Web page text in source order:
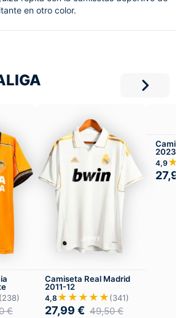
en otro color.
(238)
€
Camiseta Real Madrid
2011-12
4,8 ★★★★★(341)
27,99 € 49,50€
2023-
Infantil
4,9
27,99